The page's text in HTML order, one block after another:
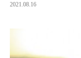
2021.08.16